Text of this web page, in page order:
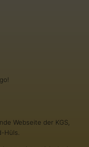
Webseite der KGS,
Hüls.